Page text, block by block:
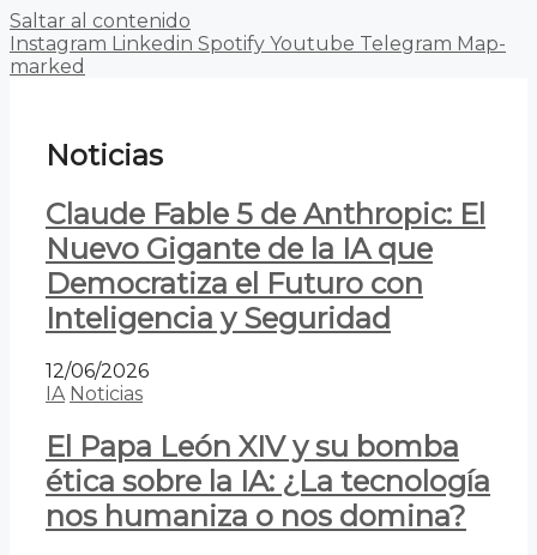
Saltar al contenido
Instagram Linkedin Spotify Youtube Telegram Map-
marked
Noticias
Claude Fable 5 de Anthropic: El
Nuevo Gigante de la IA que
Democratiza el Futuro con
Inteligencia y Seguridad
12/06/2026
IA Noticias
El Papa León XIV y su bomba
ética sobre la IA: ¿La tecnología
nos humaniza o nos domina?